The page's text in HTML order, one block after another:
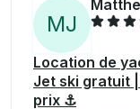
MJ
Location de
Jet ski gratuit
prix ⚓